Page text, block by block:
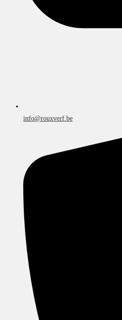
info@rouxverf.be